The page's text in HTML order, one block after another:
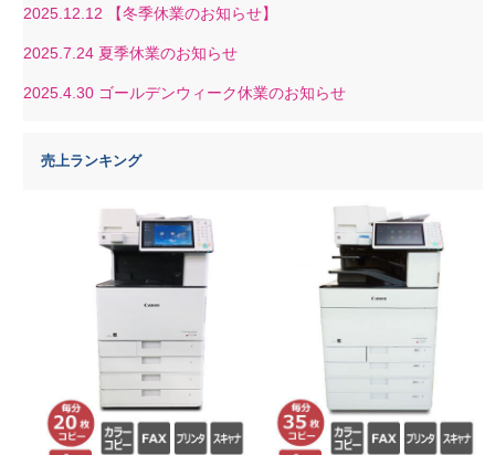
2025.12.12 【冬季休業のお知らせ】
2025.7.24 夏季休業のお知らせ
2025.4.30 ゴールデンウィーク休業のお知らせ
売上ランキング